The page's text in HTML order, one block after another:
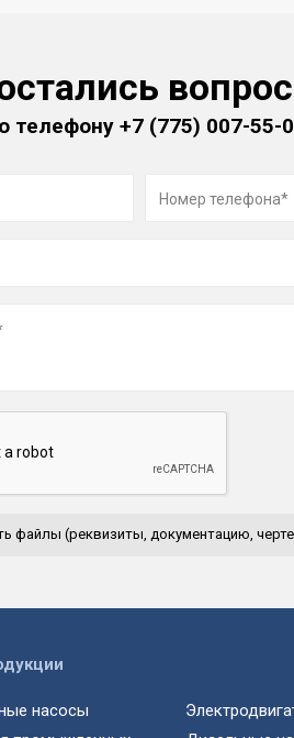
телефону+7 (775) 007-55-
файлы (реквизиты, документацию,
насосы